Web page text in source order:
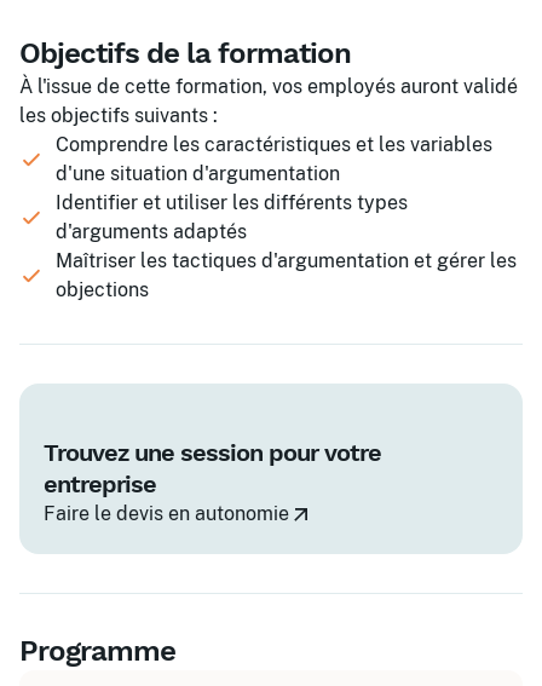
Objectifs de la formation
À l'issue de cette formation, vos employés auront validé
les objectifs suivants :
Comprendre les caractéristiques et les variables
d'une situation d'argumentation
Identifier et utiliser les différents types
d'arguments adaptés
Maîtriser les tactiques d'argumentation et gérer les
objections
Trouvez une session pour votre
entreprise
Faire le devis en autonomie
Programme